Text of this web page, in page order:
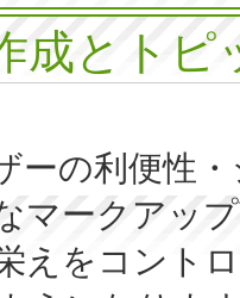
成とトピ
ーの利便性
マークアッ
えをコント